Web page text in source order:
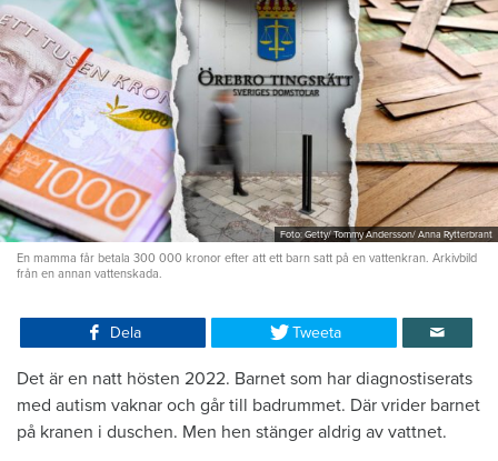
Foto: Getty/ Tommy Andersson/ Anna Rytterbrant
En mamma får betala 300 000 kronor efter att ett barn satt på en vattenkran. Arkivbild
från en annan vattenskada.
Dela Tweeta
Det är en natt hösten 2022. Barnet som har diagnostiserats
med autism vaknar och går till badrummet. Där vrider barnet
på kranen i duschen. Men hen stänger aldrig av vattnet.